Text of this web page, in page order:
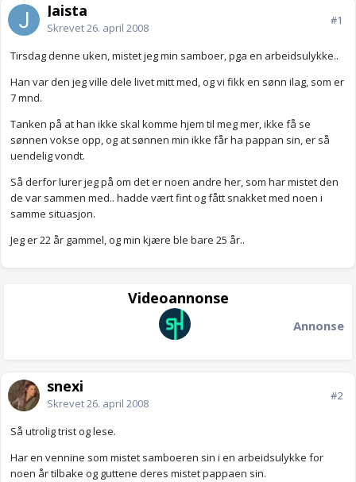
Jaista
Skrevet26. april 2008
#1
Tirsdag denne uken, mistet jeg min samboer, pga en arbeidsulykke..
Han var den jeg ville dele livet mitt med, og vi fikk en sønn ilag, som er
7 mnd.
Tanken på at han ikke skal komme hjem til meg mer, ikke få se
sønnen vokse opp, og at sønnen min ikke får ha pappan sin, er så
uendelig vondt.
Så derfor lurer jeg på om det er noen andre her, som har mistet den
de var sammen med.. hadde vært fint og fått snakket med noen i
samme situasjon.
Jeg er 22 år gammel, og min kjære ble bare 25 år..
Videoannonse
Annonse
snexi
Skrevet26. april 2008
#2
Så utrolig trist og lese.
Har en vennine som mistet samboeren sin i en arbeidsulykke for
noen år tilbake og guttene deres mistet pappaen sin.